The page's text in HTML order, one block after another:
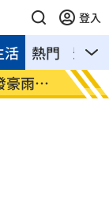
登入
熱門 影音
活
俄軍